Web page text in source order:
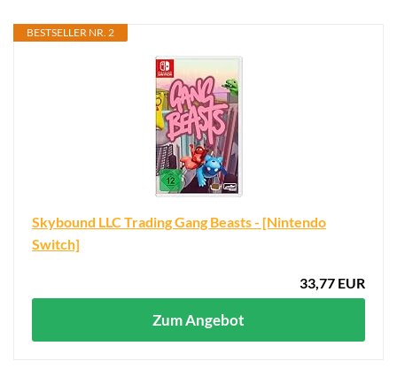
BESTSELLER NR. 2
Skybound LLC Trading Gang Beasts - [Nintendo
Switch]
33,77 EUR
Zum Angebot